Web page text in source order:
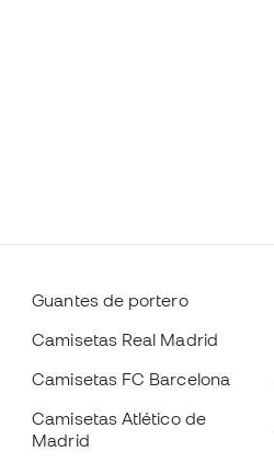
Guantes de portero
Camisetas Real Madrid
Camisetas FC Barcelona
Camisetas Atlético de
Madrid